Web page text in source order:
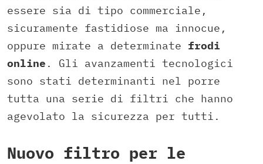
essere sia di tipo commerciale,
sicuramente fastidiose ma innocue,
oppure mirate a determinate frodi
online . Gli avanzamenti tecnologici
sono stati determinanti nel porre
tutta una serie di filtri che hanno
agevolato la sicurezza per tutti.
Nuovo filtro per le